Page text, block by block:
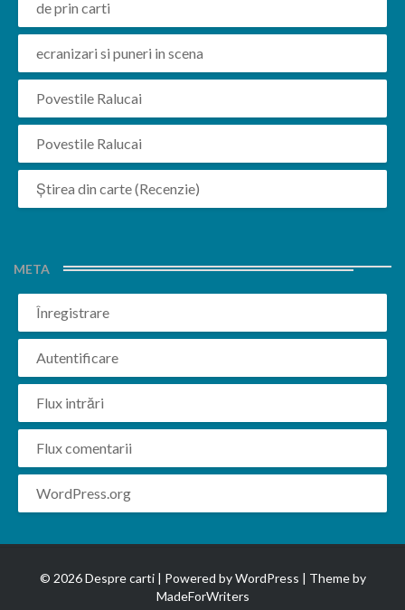
de prin carti
ecranizari si puneri in scena
Povestile Ralucai
Povestile Ralucai
Știrea din carte (Recenzie)
META
Înregistrare
Autentificare
Flux intrări
Flux comentarii
WordPress.org
© 2026 Despre carti | Powered byWordPress | Theme by
MadeForWriters